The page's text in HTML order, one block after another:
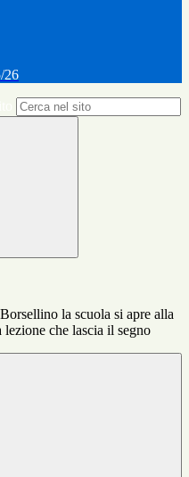
26
la scuola si apre alla
che lascia il segno